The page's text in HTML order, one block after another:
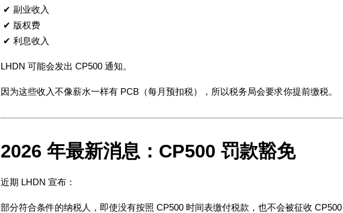
✔ 副业收入
✔ 版权费
✔ 利息收入
LHDN 可能会发出 CP500 通知。
因为这些收入不像薪水一样有 PCB（每月预扣税），所以税务局会要求你提前缴税。
2026 年最新消息：CP500 罚款豁免
近期 LHDN 宣布：
部分符合条件的纳税人，即使没有按照 CP500 时间表缴付税款，也不会被征收 CP500